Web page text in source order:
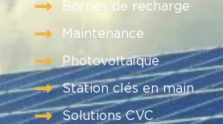
Bornes de recharge
Maintenance
Photovoltaïque
Station clés en main
Solutions CVC